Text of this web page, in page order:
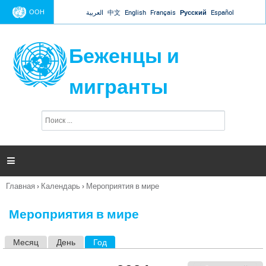
Jump to navigation
ООН العربية 中文 English Français Русский Español
Беженцы и
мигранты
п
и

Вы
Главная › Календарь › Мероприятия в мире
Мероприятия в мире
Месяц День Год